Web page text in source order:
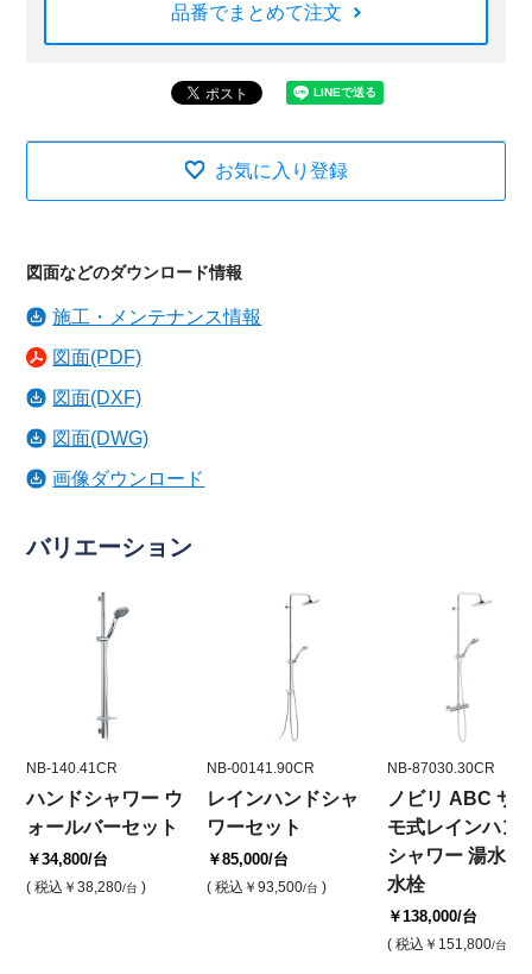
品番でまとめて注文
お気に入り登録
図面などのダウンロード情報
施工・メンテナンス情報
図面(PDF)
図面(DXF)
図面(DWG)
画像ダウンロード
バリエーション
NB-140.41CR
ハンドシャワー ウ
ォールバーセット
￥34,800/台
( 税込 ￥38,280/台 )
NB-00141.90CR
レインハンドシャ
ワーセット
￥85,000/台
( 税込 ￥93,500/台 )
NB-87030.30CR
ノビリ ABC サ
モ式レインハン
シャワー 湯水混
水栓
￥138,000/台
( 税込 ￥151,800/台